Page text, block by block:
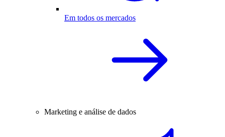
Em todos os mercados
Marketing e análise de dados